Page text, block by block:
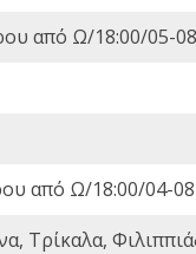
από Ω/18:00/05-
από Ω/18:00/04-
Τρίκαλα,